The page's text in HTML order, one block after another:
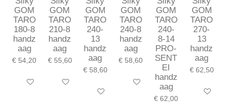
GOM
TARO
180-8
handz
aag
€ 54,20
In winkelwagen
GOM
TARO
210-8
handz
aag
€ 55,60
In winkelwagen
GOM
TARO
240-
13
handz
aag
€ 58,60
In winkelwagen
GOM
TARO
240-8
handz
aag
€ 58,60
In winkelwagen
GOM
TARO
240-
8-14
PRO-
SENT
EI
handz
aag
€ 62,00
GOM
TARO
270-
13
handz
aag
€ 62,50
In